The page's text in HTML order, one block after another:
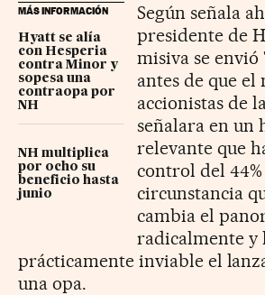
MÁS INFORMACIÓN
Hyatt se alía
con Hesperia
contra Minor y
sopesa una
contraopa por
NH
NH multiplica
por ocho su
beneficio hasta
junio
Según señala
presidente de
misiva se envió
antes de que el
accionistas de
señalara en un
relevante que
control del
circunstancia
cambia el
radicalmente y
prácticamente inviable el
una opa.